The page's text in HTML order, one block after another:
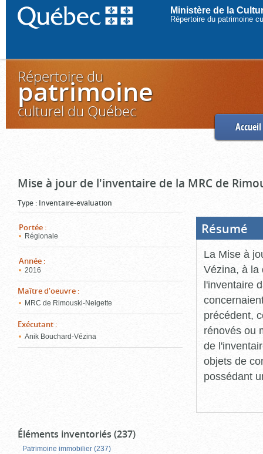
Ministère de la
Répertoire du patrimoine
Répertoire du
patrimoine
culturel du Québec
Accueil
Mise à jour de l'inventaire de la MRC de
Type : Inventaire-évaluation
Portée :
Régionale
Année :
2016
Maître d'oeuvre :
MRC de Rimouski-Neigette
Exécutant :
Anik Bouchard-Vézina
Résumé
La Mise à
Vézina, à la
l'inventaire
précédent,
rénovés ou
de
objets de
possédant
Éléments inventoriés (237)
Patrimoine immobilier (237)